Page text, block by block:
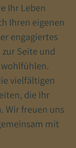
Ihr Leben
Ihren eigenen
engagiertes
Seite und
vielfältigen
die Ihr
Wir freuen uns
mit